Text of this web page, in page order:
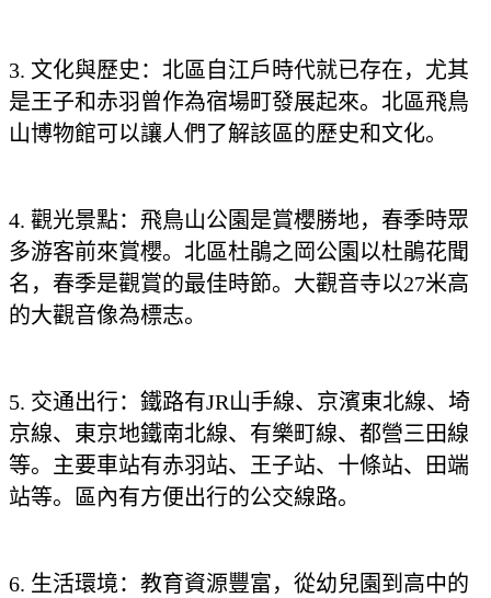
3. 文化與歷史：北區自江戶時代就已存在，尤其
是王子和赤羽曾作為宿場町發展起來。北區飛鳥
山博物館可以讓人們了解該區的歷史和文化。
4. 觀光景點：飛鳥山公園是賞櫻勝地，春季時眾
多游客前來賞櫻。北區杜鵑之岡公園以杜鵑花聞
名，春季是觀賞的最佳時節。大觀音寺以27米高
的大觀音像為標志。
5. 交通出行：鐵路有JR山手線、京濱東北線、埼
京線、東京地鐵南北線、有樂町線、都營三田線
等。主要車站有赤羽站、王子站、十條站、田端
站等。區內有方便出行的公交線路。
6. 生活環境：教育資源豐富，從幼兒園到高中的